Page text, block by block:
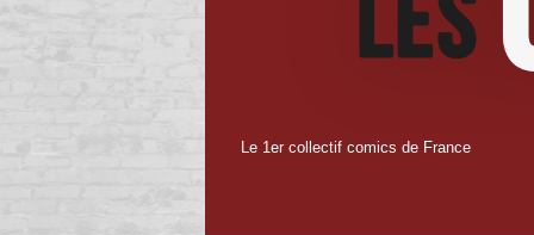
Le 1er collectif comics de France